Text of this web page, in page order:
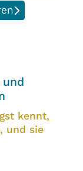
und
kennt,
und sie